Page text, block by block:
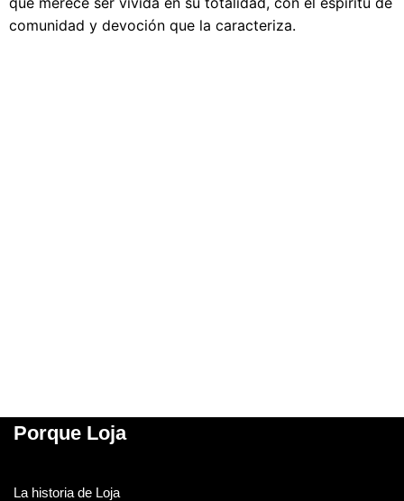
comunidad y devoción que la caracteriza.
Porque Loja
La historia de Loja